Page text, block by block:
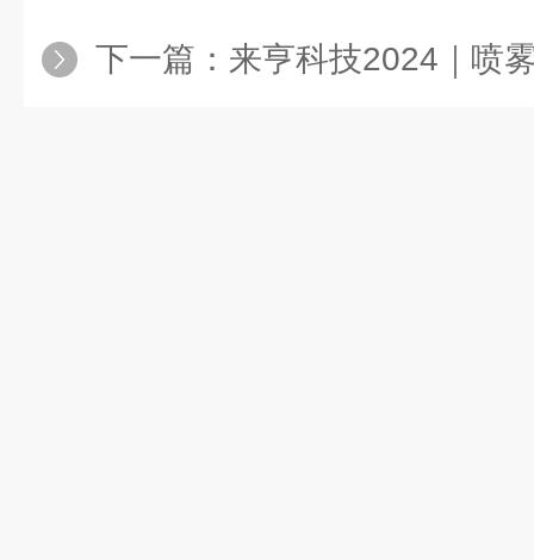
下一篇： 来亨科技2024｜喷雾干燥技